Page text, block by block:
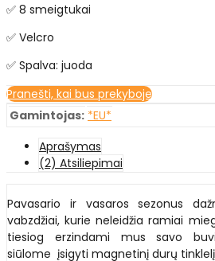
✅ 8 smeigtukai
✅ Velcro
✅ Spalva: juoda
Pranešti, kai bus prekyboje
Gamintojas: *EU*
Aprašymas
(2) Atsiliepimai
Pavasario ir vasaros sezonus
vabzdžiai, kurie neleidžia ramiai
tiesiog erzindami mus savo
siūlome įsigyti magnetinį durų